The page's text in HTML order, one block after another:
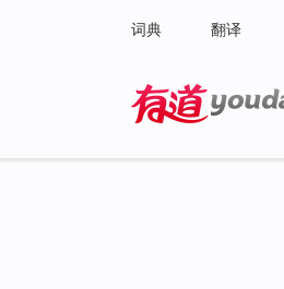
词典 翻译